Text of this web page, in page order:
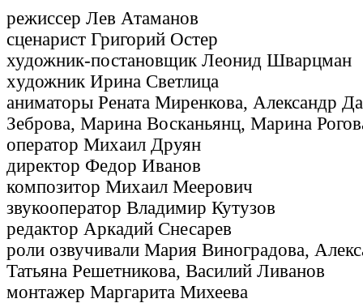
режиссер Лев Атаманов
сценарист Григорий Остер
художник-постановщик Леонид Шварцман
xудожник Ирина Светлица
аниматоры Рената Миренкова, Александр
Зеброва, Марина Восканьянц, Марина
оператор Михаил Друян
директор Федор Иванов
композитор Михаил Меерович
звукооператор Владимир Кутузов
редактор Аркадий Снесарев
роли озвучивали Мария Виноградова,
Татьяна Решетникова, Василий Ливанов
монтажер Маргарита Михеева